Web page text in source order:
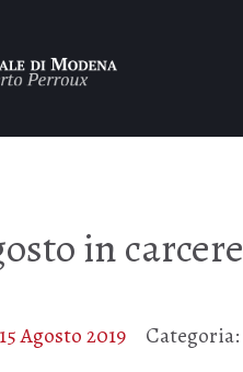
in carcere
15 Agosto 2019 Categoria: